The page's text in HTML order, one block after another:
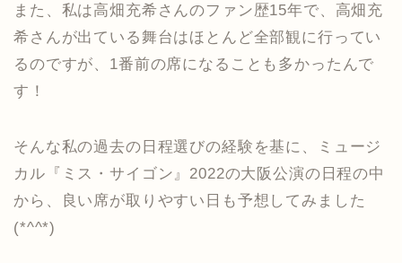
また、私は高畑充希さんのファン歴15年で、高畑充
希さんが出ている舞台はほとんど全部観に行ってい
るのですが、1番前の席になることも多かったんで
す！
そんな私の過去の日程選びの経験を基に、ミュージ
カル『ミス・サイゴン』2022の大阪公演の日程の中
から、良い席が取りやすい日も予想してみました
(*^^*)